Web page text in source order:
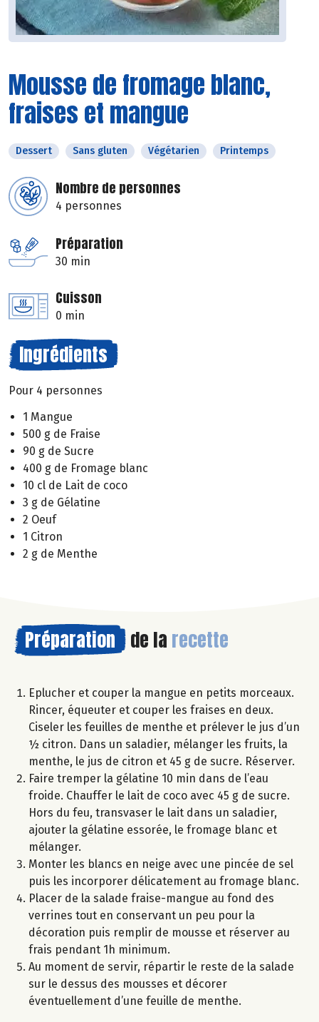
Mousse de fromage blanc,
fraises et mangue
Dessert Sans gluten Végétarien Printemps
Nombre de personnes
4 personnes
Préparation
30 min
Cuisson
0 min
Ingrédients
Pour 4 personnes
1 Mangue
500 g de Fraise
90 g de Sucre
400 g de Fromage blanc
10 cl de Lait de coco
3 g de Gélatine
2 Oeuf
1 Citron
2 g de Menthe
Préparation de la recette
Eplucher et couper la mangue en petits morceaux.
Rincer, équeuter et couper les fraises en deux.
Ciseler les feuilles de menthe et prélever le jus d’un
½ citron. Dans un saladier, mélanger les fruits, la
menthe, le jus de citron et 45 g de sucre. Réserver.
Faire tremper la gélatine 10 min dans de l’eau
froide. Chauffer le lait de coco avec 45 g de sucre.
Hors du feu, transvaser le lait dans un saladier,
ajouter la gélatine essorée, le fromage blanc et
mélanger.
Monter les blancs en neige avec une pincée de sel
puis les incorporer délicatement au fromage blanc.
Placer de la salade fraise-mangue au fond des
verrines tout en conservant un peu pour la
décoration puis remplir de mousse et réserver au
frais pendant 1h minimum.
Au moment de servir, répartir le reste de la salade
sur le dessus des mousses et décorer
éventuellement d’une feuille de menthe.